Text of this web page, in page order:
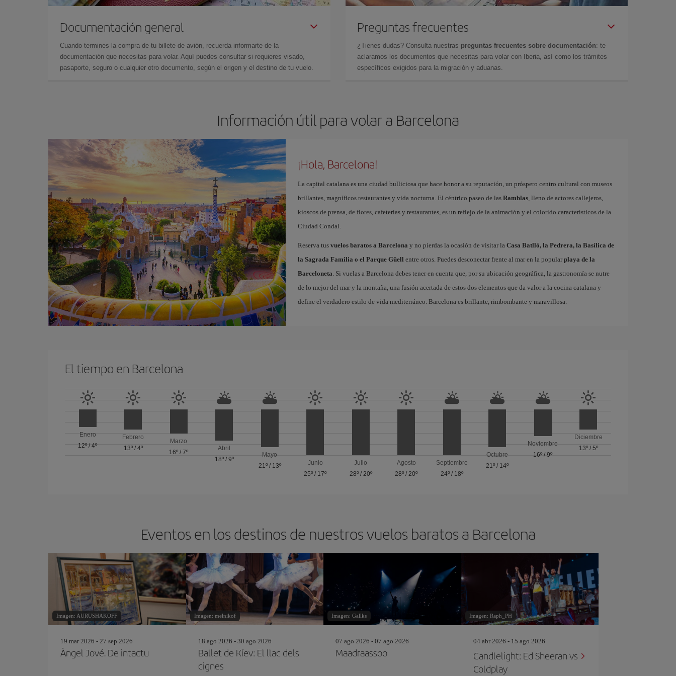
Documentación general
Cuando termines la compra de tu billete de avión, recuerda informarte de la
documentación que necesitas para volar. Aquí puedes consultar si requieres visado,
pasaporte, seguro o cualquier otro documento, según el origen y el destino de tu vuelo.
Preguntas frecuentes
¿Tienes dudas? Consulta nuestras preguntas frecuentes sobre documentación: te
aclaramos los documentos que necesitas para volar con Iberia, así como los trámites
específicos exigidos para la migración y aduanas.
Información útil para volar a Barcelona
¡Hola, Barcelona!
La capital catalana es una ciudad bulliciosa que hace honor a su reputación, un próspero centro cultural con museos
brillantes, magníficos restaurantes y vida nocturna. El céntrico paseo de las Ramblas, lleno de actores callejeros,
kioscos de prensa, de flores, cafeterías y restaurantes, es un reflejo de la animación y el colorido característicos de la
Ciudad Condal.
Reserva tus vuelos baratos a Barcelona y no pierdas la ocasión de visitar la Casa Batlló, la Pedrera, la Basílica de
la Sagrada Familia o el Parque Güell entre otros. Puedes desconectar frente al mar en la popular playa de la
Barceloneta. Si vuelas a Barcelona debes tener en cuenta que, por su ubicación geográfica, la gastronomía se nutre
de lo mejor del mar y la montaña, una fusión acertada de estos dos elementos que da valor a la cocina catalana y
define el verdadero estilo de vida mediterráneo. Barcelona es brillante, rimbombante y maravillosa.
El tiempo en Barcelona
Enero
12º/4º
Febrero
13º/ 4º
Marzo
16º /7º
Abril
18º/ 9º
Mayo
21º/ 13º
Junio
25º / 17º
Julio
28º/ 20º
Agosto
28º /20º
Septiembre
24º/ 18º
Octubre
21º / 14º
Noviembre
16º /9º
Diciembre
13º/ 5º
Eventos en los destinos de nuestros vuelos baratos a Barcelona
Imagen: AURUSHAKOFF
19 mar 2026 - 27 sep 2026
Àngel Jové. De intactu
Imagen: melnikof
18 ago 2026 - 30 ago 2026
Ballet de Kíev: El llac dels
cignes
Imagen: Gallks
07 ago 2026 - 07 ago 2026
Maadraassoo
Imagen: Raph_PH
04 abr 2026 - 15 ago 2026
Candlelight: Ed Sheeran vs
Coldplay